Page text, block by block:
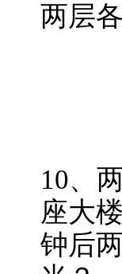
两层
10、
座大
钟后